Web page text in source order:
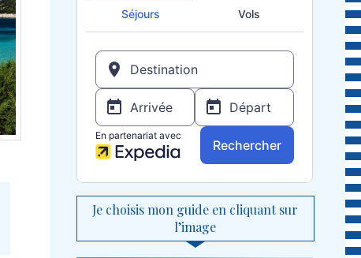
Je choisis mon guide en cliquant sur
l’image